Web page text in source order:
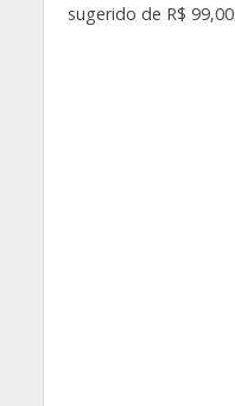
sugerido de R$ 99,00.